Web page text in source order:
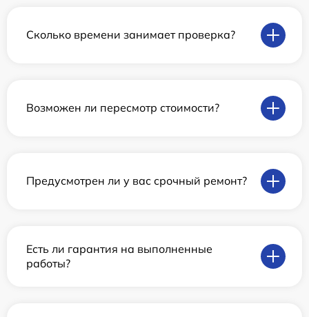
Сколько времени занимает проверка?
Возможен ли пересмотр стоимости?
Предусмотрен ли у вас срочный ремонт?
Есть ли гарантия на выполненные
работы?